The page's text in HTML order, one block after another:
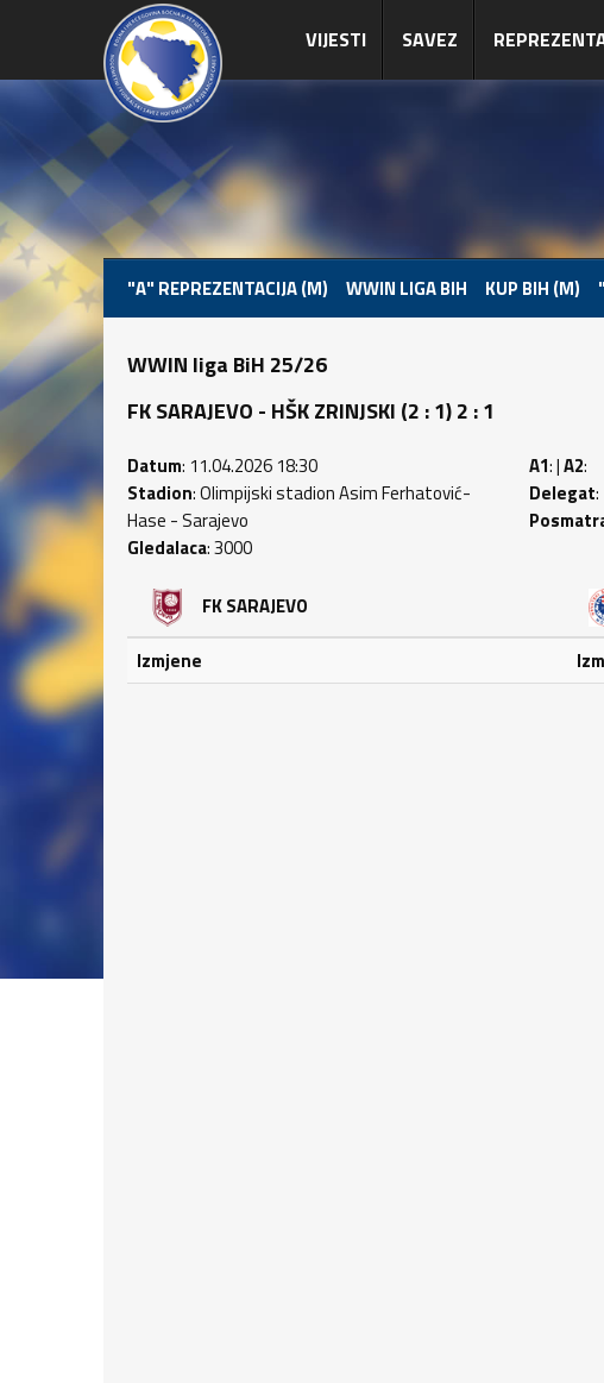
VIJESTI SAVEZ
"A" REPREZENTACIJA (M) WWIN LIGA BIH KUP BIH (M)
WWIN liga BiH 25/26
FK SARAJEVO - HŠK ZRINJSKI (2 : 1) 2 : 1
Datum: 11.04.2026 18:30
Stadion: Olimpijski stadion Asim Ferhatović-
Hase - Sarajevo
Gledalaca: 3000
A1: |A2:
Delegat:
FK SARAJEVO
Izmjene